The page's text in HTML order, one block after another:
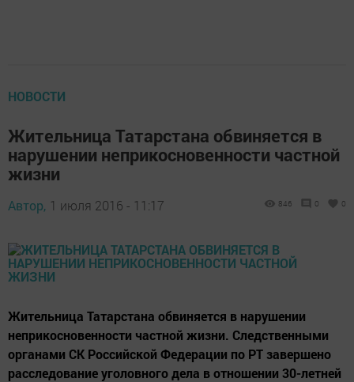
НОВОСТИ
Жительница Татарстана обвиняется в
нарушении неприкосновенности частной
жизни
Автор, 1 июля 2016 - 11:17 846 0 0
Жительница Татарстана обвиняется в нарушении
неприкосновенности частной жизни. Следственными
органами СК Российской Федерации по РТ завершено
расследование уголовного дела в отношении 30-летней